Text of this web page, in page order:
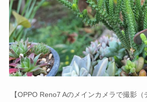
【OPPO Reno7 Aのメインカメラで撮影